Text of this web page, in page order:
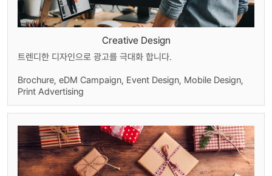
Creative Design
트렌디한 디자인으로 광고를 극대화 합니다.
Brochure, eDM Campaign, Event Design, Mobile Design,
Print Advertising